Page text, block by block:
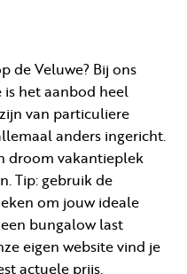
de Veluwe? Bij ons
het aanbod heel
van particuliere
anders ingericht.
droom vakantieplek
Tip: gebruik de
om jouw ideale
bungalow last
eigen website vind je
actuele prijs.